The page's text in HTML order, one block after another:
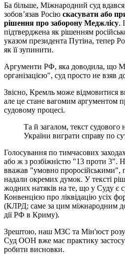
Ба більше, Міжнародний суд вдався
зобов’язав Росію скасувати або
рішення про заборону Меджлісу.
підтверджена як рішенням
указом президента Путіна, тепер
як її зупинити.
Аргументи РФ, яка доводила, що
організацією", суд просто не взяв
Звісно, Кремль може відмовитися
але це стане вагомим аргументом
судовому процесі.
Та й загалом, текст судового
України виграти справу по
Голосування по тимчасових
або ж з розбіжністю "13 проти 3".
вважав "умовно проросійськими",
надали окремих думок. У тексті
жодних натяків на те, що у Суду є
Конвенцією про ліквідацію усіх
(КЛРД; саме за цим міжнародним
дії РФ в Криму).
Зрештою, наш МЗС та Мін'юст
Суд ООН вже має практику
робити висновки.